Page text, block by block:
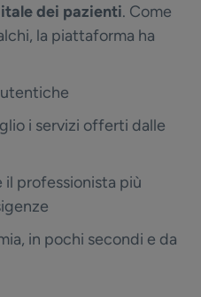
dei pazienti. Come
la piattaforma ha
i servizi offerti dalle
il professionista più
in pochi secondi e da